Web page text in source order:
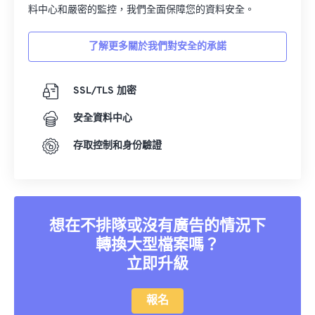
料中心和嚴密的監控，我們全面保障您的資料安全。
了解更多關於我們對安全的承諾
SSL/TLS 加密
安全資料中心
存取控制和身份驗證
想在不排隊或沒有廣告的情況下
轉換大型檔案嗎？
立即升級
報名